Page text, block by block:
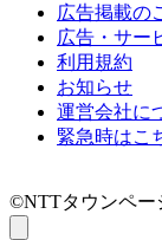
広告掲載の
広告・サー
利用規約
お知らせ
運営会社に
緊急時はこ
©NTTタウンペー